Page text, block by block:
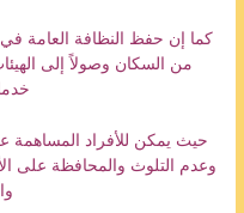
كما إن حفظ النظافة العامة في
من السكان وصولاً إلى
حيث يمكن للأفراد
وعدم التلوث والمحافظة على